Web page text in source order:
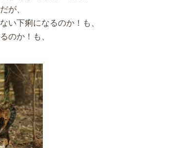
が、
い下痢になるのか！も、
のか！も、